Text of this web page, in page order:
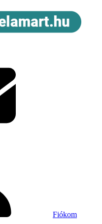
Fiókom